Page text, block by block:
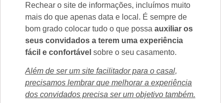
Rechear o site de informações, incluímos muito
mais do que apenas data e local. É sempre de
bom grado colocar tudo o que possa auxiliar os
seus convidados a terem uma experiência
fácil e confortável sobre o seu casamento.
Além de ser um site facilitador para o casal,
precisamos lembrar que melhorar a experiência
dos convidados precisa ser um objetivo também.